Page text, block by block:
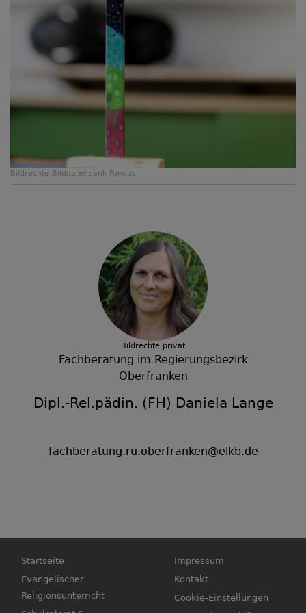
Bildrechte Bilddatenbank Fundus
Bildrechte privat
Fachberatung im Regierungsbezirk
Oberfranken
Dipl.-Rel.pädin. (FH) Daniela Lange
fachberatung.ru.oberfranken@elkb.de
Hauptnavigation
Startseite
Evangelischer
Religionsunterricht
Fußbereichsmenü
Impressum
Kontakt
Cookie-Einstellungen